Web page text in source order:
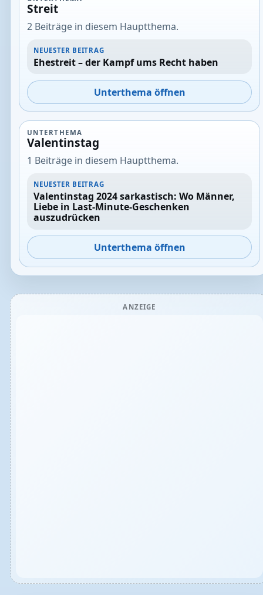
Streit
2 Beiträge in diesem Hauptthema.
NEUESTER BEITRAG
Ehestreit – der Kampf ums Recht haben
Unterthema öffnen
UNTERTHEMA
Valentinstag
1 Beiträge in diesem Hauptthema.
NEUESTER BEITRAG
Valentinstag 2024 sarkastisch: Wo Männer,
Liebe in Last-Minute-Geschenken
auszudrücken
Unterthema öffnen
ANZEIGE